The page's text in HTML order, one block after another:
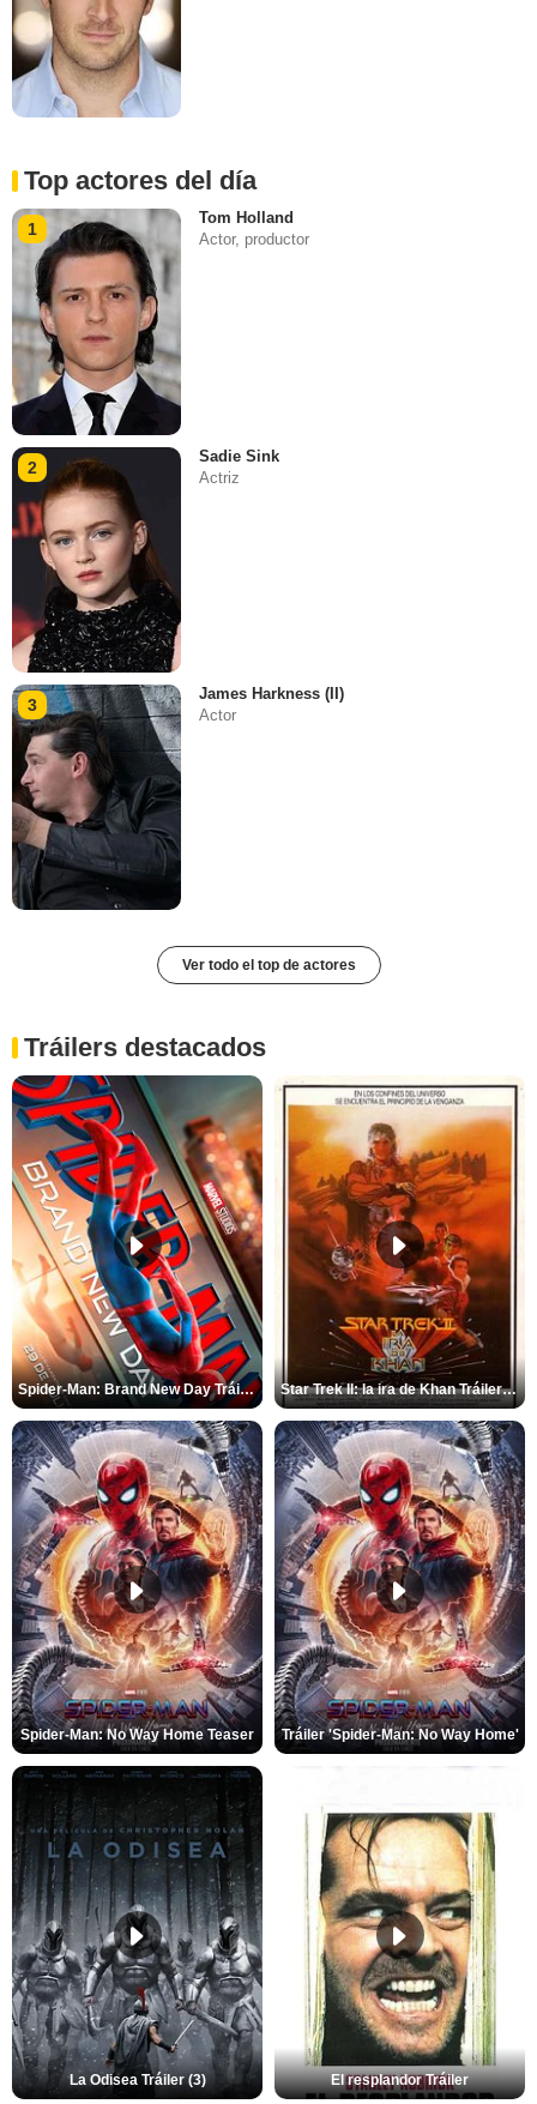
Top actores del día
1
Tom Holland
Actor, productor
2
Sadie Sink
Actriz
3
James Harkness (II)
Actor
Ver todo el top de actores
Tráilers destacados
Spider-Man: Brand New Day Tráiler (3) Star Trek II: la ira de Khan Tráiler VO
Spider-Man: No Way Home Teaser Tráiler 'Spider-Man: No Way Home'
La Odisea Tráiler (3) El resplandor Tráiler